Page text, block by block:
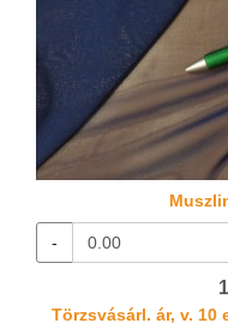
-
Törzsvásárl. ár, v. 10